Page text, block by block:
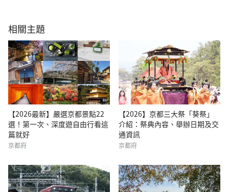
相關主題
【2026最新】嚴選京都景點22
選！第一次、深度遊自由行看這
篇就好
京都府
【2026】京都三大祭「葵祭」
介紹：祭典內容、舉辦日期及交
通資訊
京都府